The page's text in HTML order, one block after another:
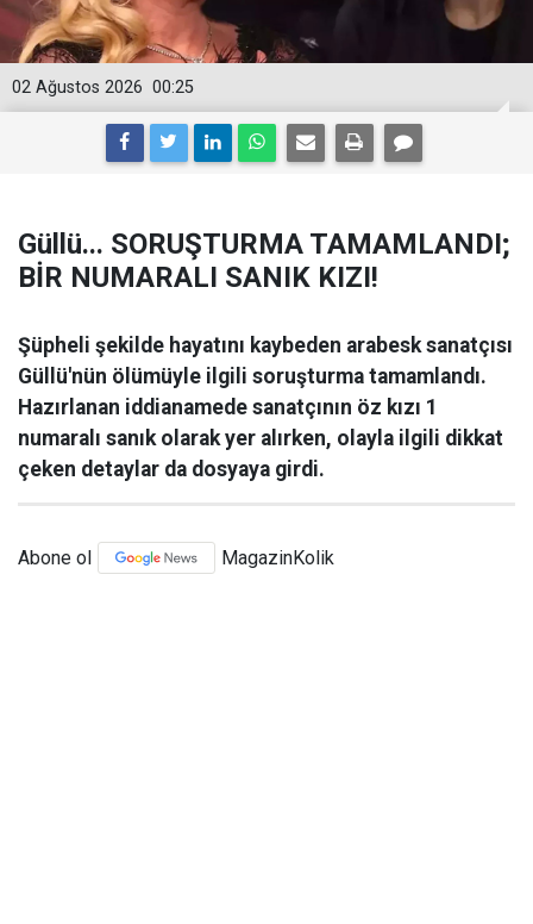
00:25
02 Ağustos 2026
Güllü... SORUŞTURMA TAMAMLANDI;
BİR NUMARALI SANIK KIZI!
Şüpheli şekilde hayatını kaybeden arabesk sanatçısı
Güllü'nün ölümüyle ilgili soruşturma tamamlandı.
Hazırlanan iddianamede sanatçının öz kızı 1
numaralı sanık olarak yer alırken, olayla ilgili dikkat
çeken detaylar da dosyaya girdi.
Abone ol MagazinKolik